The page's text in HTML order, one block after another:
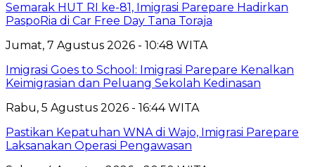
Semarak HUT RI ke-81, Imigrasi Parepare Hadirkan
PaspoRia di Car Free Day Tana Toraja
Jumat, 7 Agustus 2026 - 10:48 WITA
Imigrasi Goes to School: Imigrasi Parepare Kenalkan
Keimigrasian dan Peluang Sekolah Kedinasan
Rabu, 5 Agustus 2026 - 16:44 WITA
Pastikan Kepatuhan WNA di Wajo, Imigrasi Parepare
Laksanakan Operasi Pengawasan